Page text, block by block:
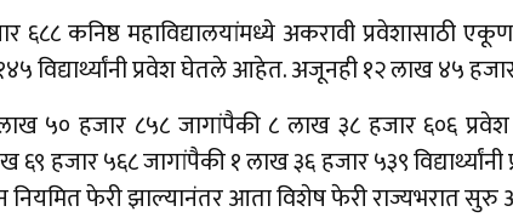
६८८ कनिष्ठ महाविद्यालयांमध्ये अकरावी
विद्यार्थ्यांनी प्रवेश घेतले आहेत. अजूनही १२ लाख ४५
५० हजार ८५८ जागांपैकी ८ लाख ३८ हजार ६०६
६९ हजार ५६८ जागांपैकी १ लाख ३६ हजार ५३९
नियमित फेरी झाल्यानंतर आता विशेष फेरी राज्यभरात